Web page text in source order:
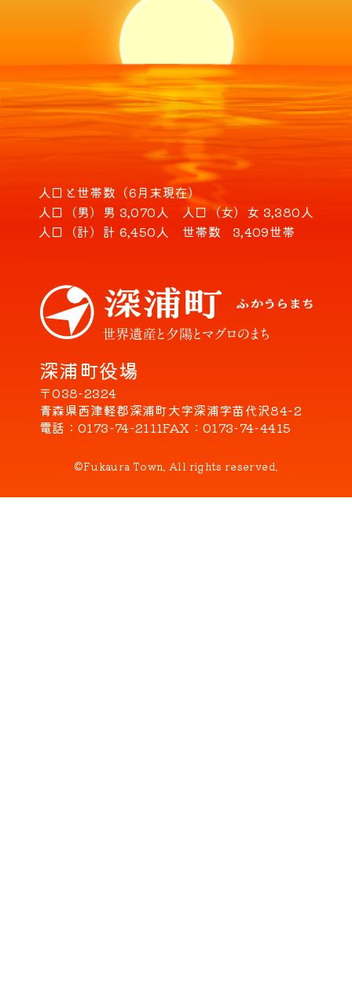
深浦町役場
〒038-2324
青森県西津軽郡深浦町大字深浦字苗代沢84-2
電話
0173-74-2111FAX 0173-74-4415
人口と世帯数（6月末現在）
人口（男） 男 3,070人 人口（女） 女 3,380人
人口（計） 計 6,450人 世帯数 3,409世帯
©Fukaura Town. All rights reserved.